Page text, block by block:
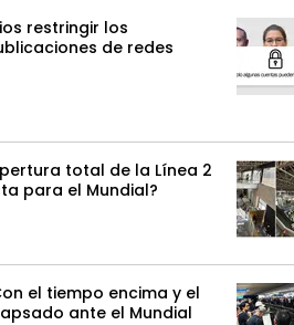
restringir los
de redes
total de la Línea 2
para el Mundial?
el tiempo encima y el
ante el Mundial